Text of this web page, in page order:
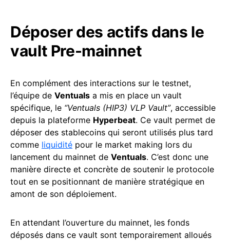
Déposer des actifs dans le
vault Pre-mainnet
En complément des interactions sur le testnet,
l’équipe de Ventuals a mis en place un vault
spécifique, le “Ventuals (HIP3) VLP Vault”, accessible
depuis la plateforme Hyperbeat. Ce vault permet de
déposer des stablecoins qui seront utilisés plus tard
comme liquidité pour le market making lors du
lancement du mainnet de Ventuals. C’est donc une
manière directe et concrète de soutenir le protocole
tout en se positionnant de manière stratégique en
amont de son déploiement.
En attendant l’ouverture du mainnet, les fonds
déposés dans ce vault sont temporairement alloués